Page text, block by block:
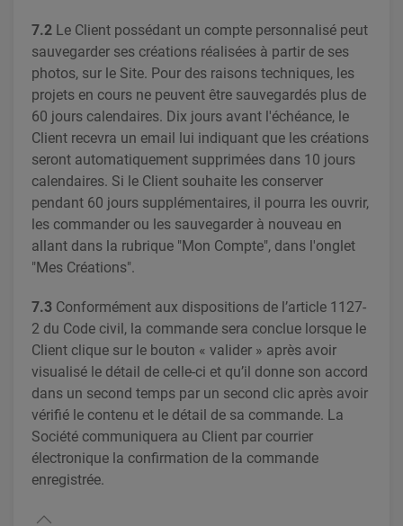
7.2 Le Client possédant un compte personnalisé peut
sauvegarder ses créations réalisées à partir de ses
photos, sur le Site. Pour des raisons techniques, les
projets en cours ne peuvent être sauvegardés plus de
60 jours calendaires. Dix jours avant l'échéance, le
Client recevra un email lui indiquant que les créations
seront automatiquement supprimées dans 10 jours
calendaires. Si le Client souhaite les conserver
pendant 60 jours supplémentaires, il pourra les ouvrir,
les commander ou les sauvegarder à nouveau en
allant dans la rubrique "Mon Compte", dans l'onglet
"Mes Créations".
7.3 Conformément aux dispositions de l’article 1127-
2 du Code civil, la commande sera conclue lorsque le
Client clique sur le bouton « valider » après avoir
visualisé le détail de celle-ci et qu’il donne son accord
dans un second temps par un second clic après avoir
vérifié le contenu et le détail de sa commande. La
Société communiquera au Client par courrier
électronique la confirmation de la commande
enregistrée.